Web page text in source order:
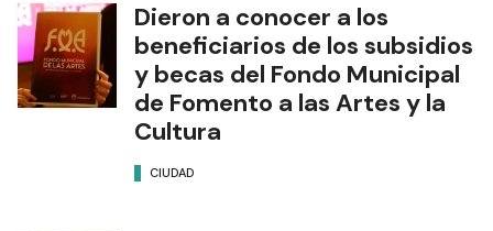
Dieron a conocer a los
beneficiarios de los subsidios
y becas del Fondo Municipal
de Fomento a las Artes y la
Cultura
CIUDAD